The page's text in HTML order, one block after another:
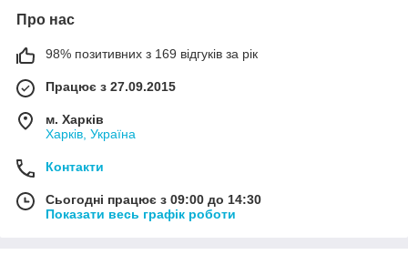
Про нас
98% позитивних з 169 відгуків за рік
Працює з 27.09.2015
м. Харків
Харків, Україна
Контакти
Сьогодні працює з 09:00 до 14:30
Показати весь графік роботи